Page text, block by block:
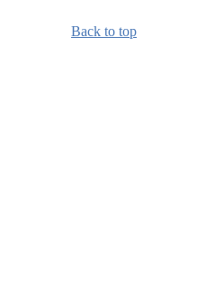
Back to top